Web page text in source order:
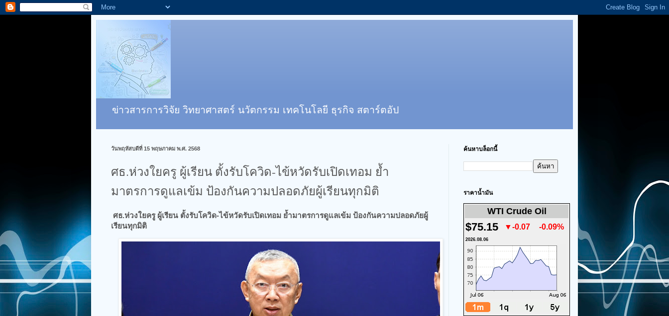
ข่าวสารการวิจัย วิทยาศาสตร์ นวัตกรรม เทคโนโลยี ธุรกิจ สตาร์ตอัป
วันพฤหัสบดีที่ 15 พฤษภาคม พ.ศ. 2568
ศธ.ห่วงใยครู ผู้เรียน ตั้งรับโควิด-ไข้หวัดรับเปิดเทอม ย้ำ
มาตรการดูแลเข้ม ป้องกันความปลอดภัยผู้เรียนทุกมิติ
ศธ.ห่วงใยครู ผู้เรียน ตั้งรับโควิด-ไข้หวัดรับเปิดเทอม ย้ำมาตรการดูแลเข้ม ป้องกันความปลอดภัยผู้
เรียนทุกมิติ
ค้นหาบล็อกนี้
ราคาน้ำมัน
WTI Crude Oil
$75.15 ▼-0.07 -0.09%
2026.08.06